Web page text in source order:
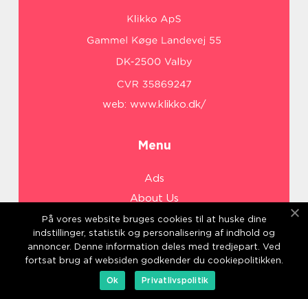
web: www.klikko.dk/
Menu
Ads
About Us
Cookies
Contact
Sitemap
På vores website bruges cookies til at huske dine
indstillinger, statistik og personalisering af indhold og
annoncer. Denne information deles med tredjepart. Ved
fortsat brug af websiden godkender du cookiepolitikken.
Ok
Privatlivspolitik